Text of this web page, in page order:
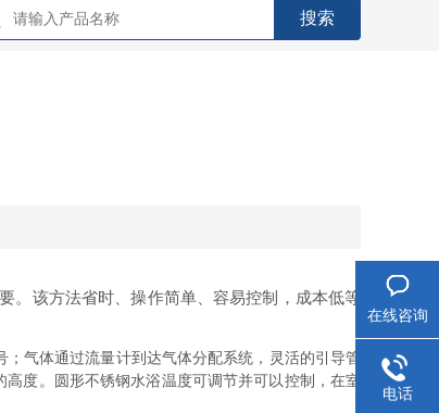
。该方法省时、操作简单、容易控制，成本低等
气体通过流量计到达气体分配系统，灵活的引导管
度。圆形不锈钢水浴温度可调节并可以控制，在室
在线咨询
电话